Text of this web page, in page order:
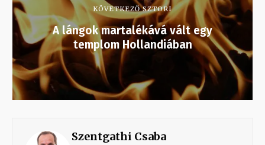
KÖVETKEZŐ SZTORI
A lángok martalékává vált egy
templom Hollandiában
Szentgathi Csaba